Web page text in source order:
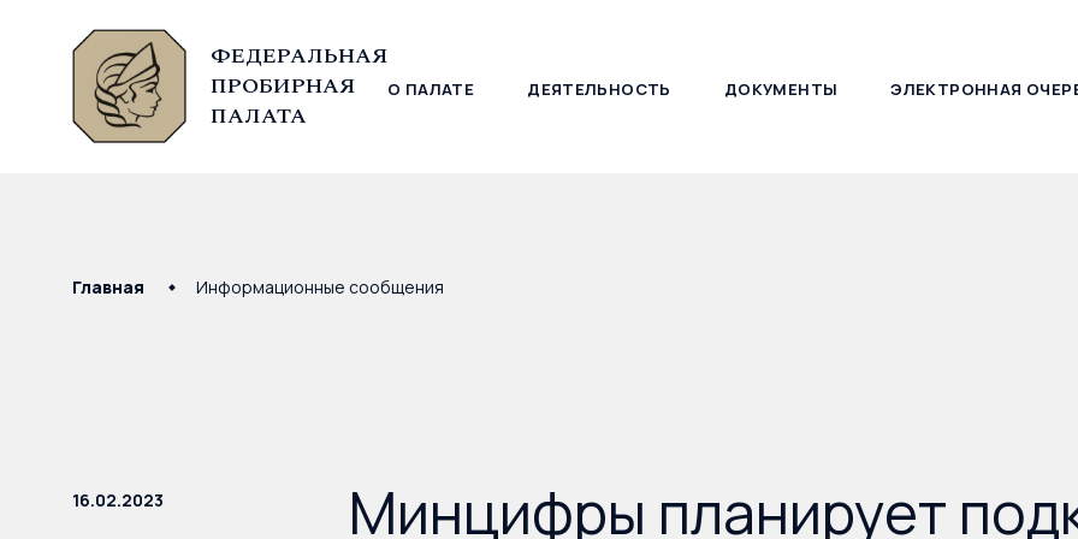
ФЕДЕРАЛЬНАЯ
ПРОБИРНАЯ
ПАЛАТА
О ПАЛАТЕ ДЕЯТЕЛЬНОСТЬ ДОКУМЕНТЫ ЭЛЕКТРОННАЯ
© Федеральная пробирная палата, 2026
Главная Информационные сообщения
16.02.2023 Минцифры планирует